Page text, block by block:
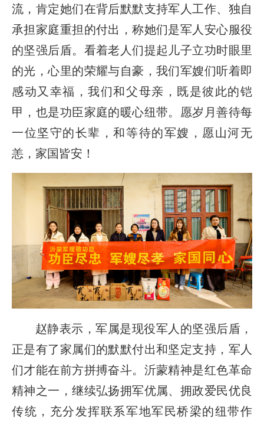
流，肯定她们在背后默默支持军人工作、独自
承担家庭重担的付出，称她们是军人安心服役
的坚强后盾。看着老人们提起儿子立功时眼里
的光，心里的荣耀与自豪，我们军嫂们听着即
感动又幸福，我们和父母亲，既是彼此的铠
甲，也是功臣家庭的暖心纽带。愿岁月善待每
一位坚守的长辈，和等待的军嫂，愿山河无
恙，家国皆安！
赵静表示，军属是现役军人的坚强后盾，
正是有了家属们的默默付出和坚定支持，军人
们才能在前方拼搏奋斗。沂蒙精神是红色革命
精神之一，继续弘扬拥军优属、拥政爱民优良
传统，充分发挥联系军地军民桥梁的纽带作